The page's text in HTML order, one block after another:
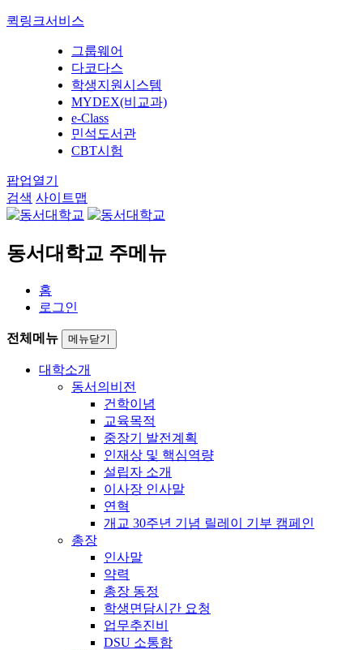
퀵링크서비스
그룹웨어
다코다스
학생지원시스템
MYDEX(비교과)
e-Class
민석도서관
CBT시험
팝업열기
검색 사이트맵
동서대학교 주메뉴
홈
로그인
전체메뉴 메뉴닫기
대학소개
동서의비전
건학이념
교육목적
중장기 발전계획
인재상 및 핵심역량
설립자 소개
이사장 인사말
연혁
개교 30주년 기념 릴레이 기부 캠페인
총장
인사말
약력
총장 동정
학생면담시간 요청
업무추진비
DSU 소통함